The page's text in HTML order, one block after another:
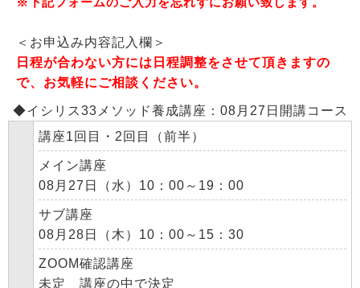
＜お申込み内容記入欄＞
日程が合わない方には日程調整をさせて頂きますの
で、お気軽にご相談ください。
◆イシリス33メソッド養成講座：08月27日開講コース
講座1回目・2回目（前半）
メイン講座
08月27日（水）10：00～19：00
サブ講座
08月28日（木）10：00～15：30
ZOOM確認講座
未定 講座の中で決定